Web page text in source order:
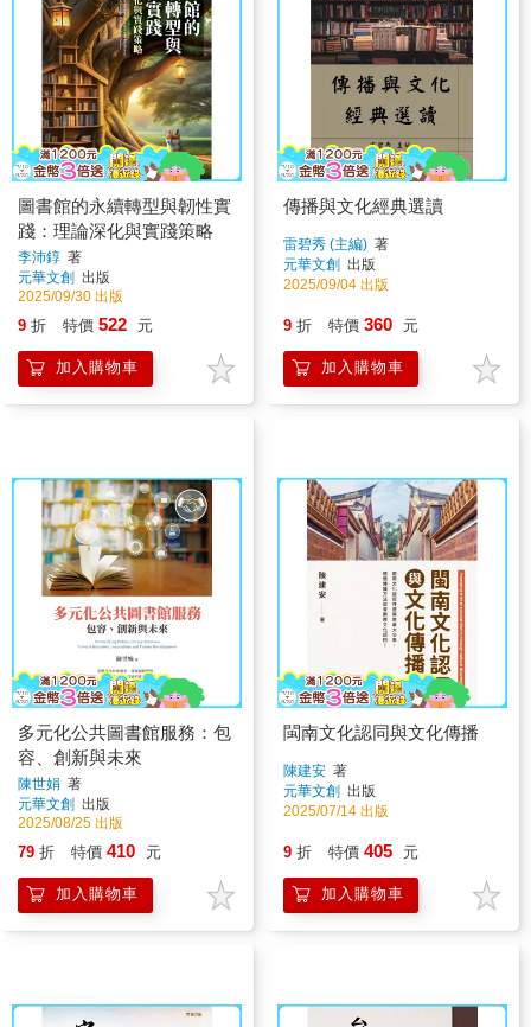
圖書館的永續轉型與韌性實
踐：理論深化與實踐策略
李沛錞 著
元華文創 出版
2025/09/30 出版
9 折 特價 522 元
加入購物車
傳播與文化經典選讀
雷碧秀 (主編) 著
元華文創 出版
2025/09/04 出版
9 折 特價 360 元
加入購物車
多元化公共圖書館服務：包
容、創新與未來
陳世娟 著
元華文創 出版
2025/08/25 出版
79 折 特價 410 元
加入購物車
閩南文化認同與文化傳播
陳建安 著
元華文創 出版
2025/07/14 出版
9 折 特價 405 元
加入購物車